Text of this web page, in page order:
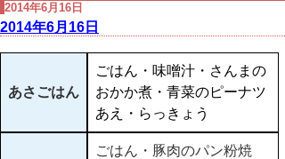
2014年6月16日
2014年6月16日
あさごはん
ごはん・味噌汁・さんまの
おかか煮・青菜のピーナツ
あえ・らっきょう
ごはん・豚肉のパン粉焼